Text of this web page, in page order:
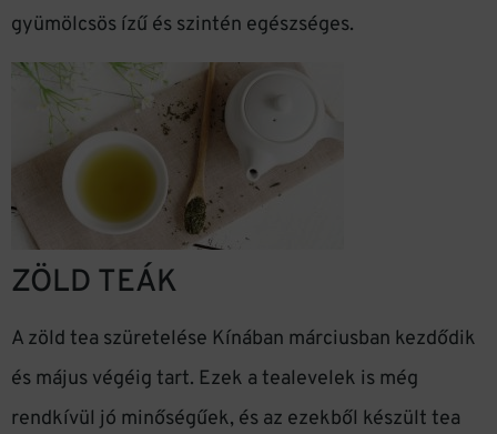
gyümölcsös ízű és szintén egészséges.
ZÖLD TEÁK
A zöld tea szüretelése Kínában márciusban kezdődik
és május végéig tart. Ezek a tealevelek is még
rendkívül jó minőségűek, és az ezekből készült tea